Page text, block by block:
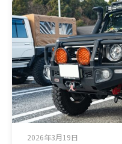
2026年3月19日